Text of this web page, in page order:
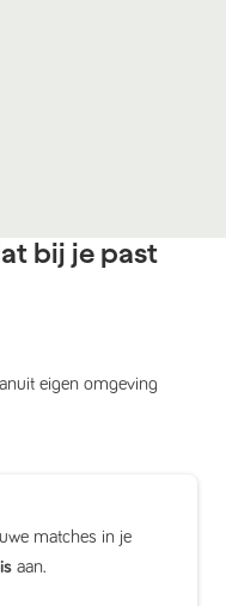
bij je past
eigen omgeving
matches in je
aan.